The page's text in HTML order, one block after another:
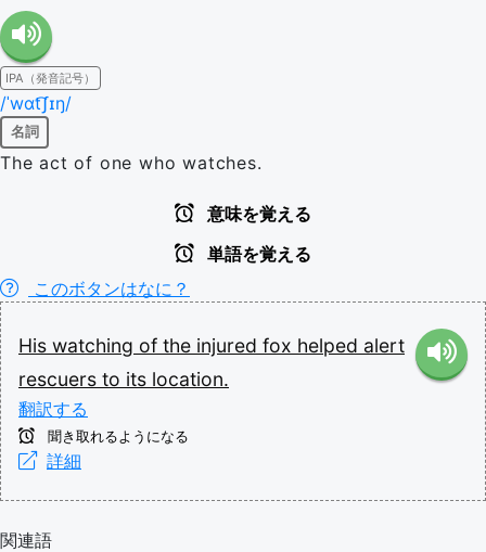
IPA（発音記号）
/ˈwɑt͡ʃɪŋ/
名詞
The act of one who watches.
意味を覚える
単語を覚える
このボタンはなに？
His watching of the injured fox helped alert
rescuers to its location.
翻訳する
聞き取れるようになる
詳細
関連語